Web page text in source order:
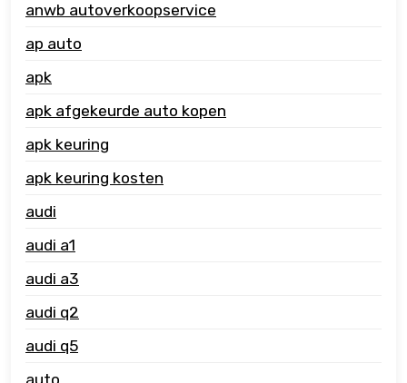
anwb autoverkoopservice
ap auto
apk
apk afgekeurde auto kopen
apk keuring
apk keuring kosten
audi
audi a1
audi a3
audi q2
audi q5
auto